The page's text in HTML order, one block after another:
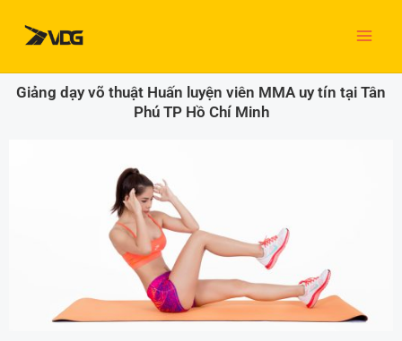
dung
Giảng dạy võ thuật Huấn luyện viên MMA uy tín tại Tân
Phú TP Hồ Chí Minh